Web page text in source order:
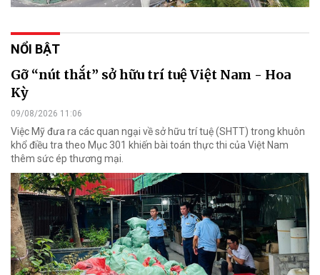
NỔI BẬT
Gỡ “nút thắt” sở hữu trí tuệ Việt Nam - Hoa
Kỳ
09/08/2026 11:06
Việc Mỹ đưa ra các quan ngại về sở hữu trí tuệ (SHTT) trong khuôn
khổ điều tra theo Mục 301 khiến bài toán thực thi của Việt Nam
thêm sức ép thương mại.